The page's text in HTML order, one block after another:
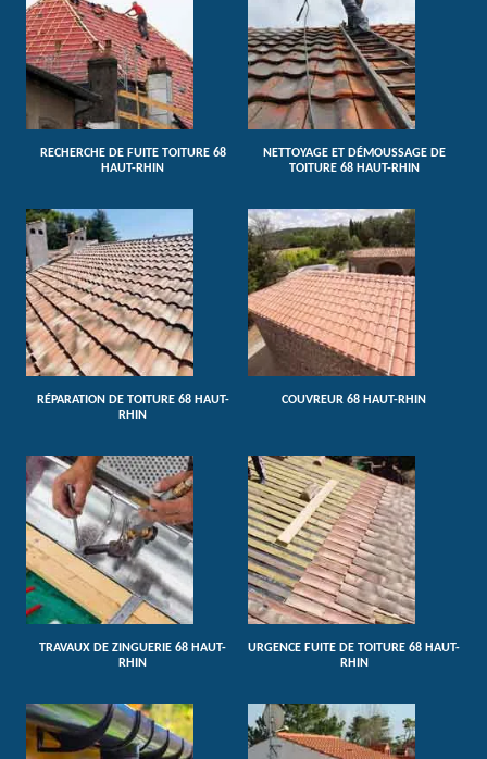
RECHERCHE DE FUITE TOITURE 68
HAUT-RHIN
NETTOYAGE ET DÉMOUSSAGE DE
TOITURE 68 HAUT-RHIN
RÉPARATION DE TOITURE 68 HAUT-
RHIN
COUVREUR 68 HAUT-RHIN
TRAVAUX DE ZINGUERIE 68 HAUT-
RHIN
URGENCE FUITE DE TOITURE 68 HAUT-
RHIN